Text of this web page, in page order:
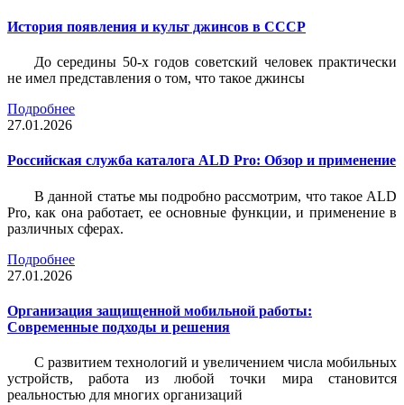
История появления и культ джинсов в СССР
До середины 50-х годов советский человек практически
не имел представления о том, что такое джинсы
Подробнее
27.01.2026
Российская служба каталога ALD Pro: Обзор и применение
В данной статье мы подробно рассмотрим, что такое ALD
Pro, как она работает, ее основные функции, и применение в
различных сферах.
Подробнее
27.01.2026
Организация защищенной мобильной работы:
Современные подходы и решения
С развитием технологий и увеличением числа мобильных
устройств, работа из любой точки мира становится
реальностью для многих организаций